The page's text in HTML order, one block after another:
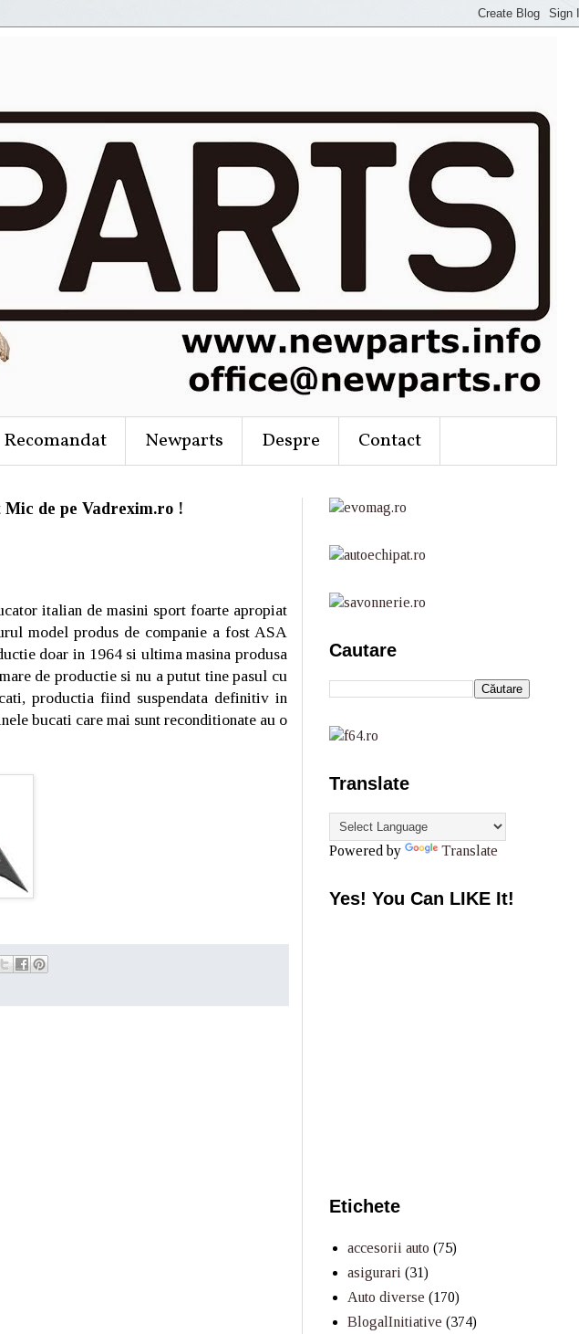
Recomandat Newparts Despre Contact
de pe Vadrexim.ro !
italian de masini sport foarte apropiat
model produs de companie a fost ASA
doar in 1964 si ultima masina produsa
de productie si nu a putut tine pasul cu
productia fiind suspendata definitiv in
bucati care mai sunt reconditionate au o
Cautare
Translate
Powered by Translate
Yes! You Can LIKE It!
Etichete
accesorii auto (75)
asigurari (31)
Auto diverse (170)
BlogalInitiative (374)